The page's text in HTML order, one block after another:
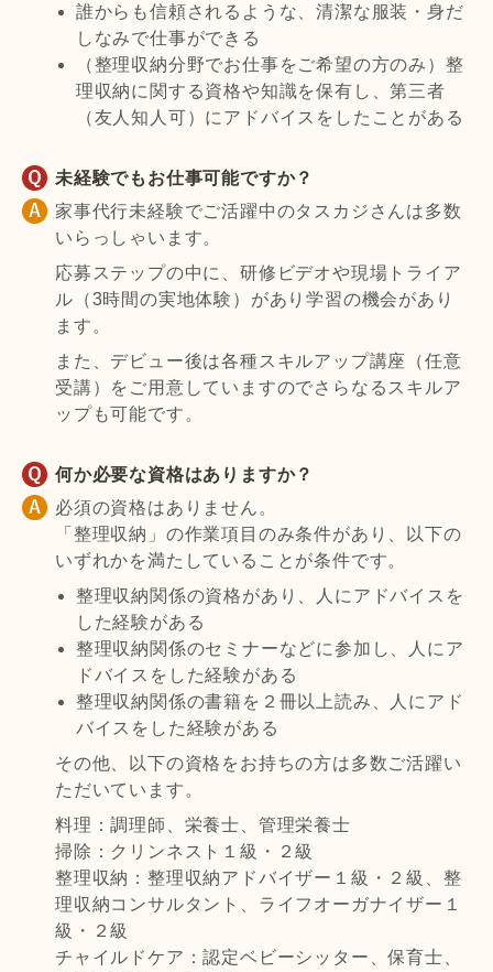
誰からも信頼されるような、清潔な服装・身だ
しなみで仕事ができる
（整理収納分野でお仕事をご希望の方のみ）整
理収納に関する資格や知識を保有し、第三者
（友人知人可）にアドバイスをしたことがある
未経験でもお仕事可能ですか？
家事代行未経験でご活躍中のタスカジさんは多数
いらっしゃいます。
応募ステップの中に、研修ビデオや現場トライア
ル（3時間の実地体験）があり学習の機会があり
ます。
また、デビュー後は各種スキルアップ講座（任意
受講）をご用意していますのでさらなるスキルア
ップも可能です。
何か必要な資格はありますか？
必須の資格はありません。
「整理収納」の作業項目のみ条件があり、以下の
いずれかを満たしていることが条件です。
整理収納関係の資格があり、人にアドバイスを
した経験がある
整理収納関係のセミナーなどに参加し、人にア
ドバイスをした経験がある
整理収納関係の書籍を２冊以上読み、人にアド
バイスをした経験がある
その他、以下の資格をお持ちの方は多数ご活躍い
ただいています。
料理：調理師、栄養士、管理栄養士
掃除：クリンネスト１級・２級
整理収納：整理収納アドバイザー１級・２級、整
理収納コンサルタント、ライフオーガナイザー１
級・２級
チャイルドケア：認定ベビーシッター、保育士、